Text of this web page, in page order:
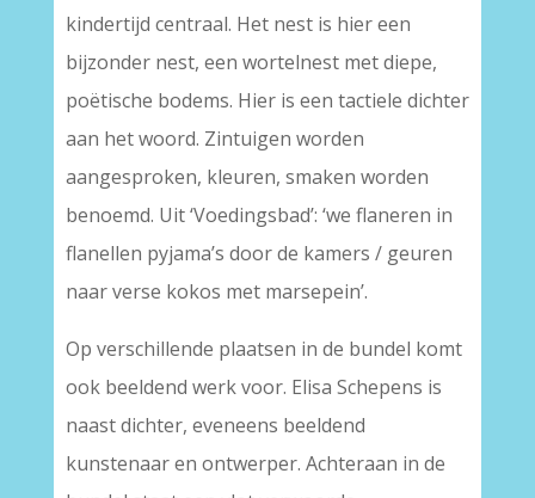
kindertijd centraal. Het nest is hier een
bijzonder nest, een wortelnest met diepe,
poëtische bodems. Hier is een tactiele dichter
aan het woord. Zintuigen worden
aangesproken, kleuren, smaken worden
benoemd. Uit ‘Voedingsbad’: ‘we flaneren in
flanellen pyjama’s door de kamers / geuren
naar verse kokos met marsepein’.
Op verschillende plaatsen in de bundel komt
ook beeldend werk voor. Elisa Schepens is
naast dichter, eveneens beeldend
kunstenaar en ontwerper. Achteraan in de